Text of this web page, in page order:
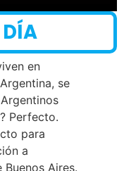
DÍA
en
se
Perfecto.
para
a
Aires.